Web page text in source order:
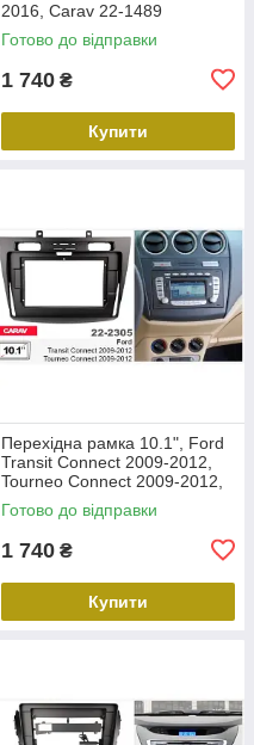
2016, Carav 22-1489
Готово до відправки
1 740 ₴
Купити
Перехідна рамка 10.1", Ford
Transit Connect 2009-2012,
Tourneo Connect 2009-2012,
Carav 22-2305
Готово до відправки
1 740 ₴
Купити